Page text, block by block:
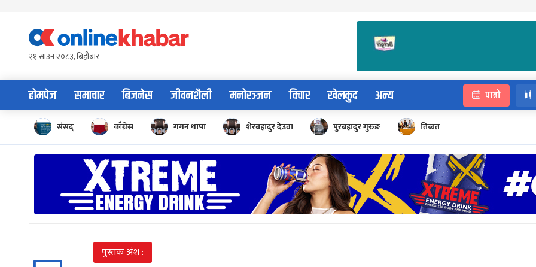
content२१ साउन २०८३, बिहीबार
होमपेज समाचार बिजनेस जीवनशैली मनोरञ्जन विचार खेलकुद अन्य पात्रो
संसद् काँग्रेस गगन थापा शेरबहादुर देउवा पुरबहादुर गुरुङ तिब्बत
पुस्तक अंश :